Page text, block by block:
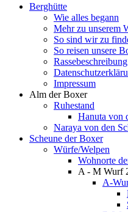
Berghütte
Wie alles begann
Mehr zu unserem
So sind wir zu
So reisen unsere
Impressum
Alm der Boxer
Ruhestand
Hanuta von
Naraya von den
Scheune der Boxer
Würfe/Welpen
Wohnorte
A - M Wurf
A-